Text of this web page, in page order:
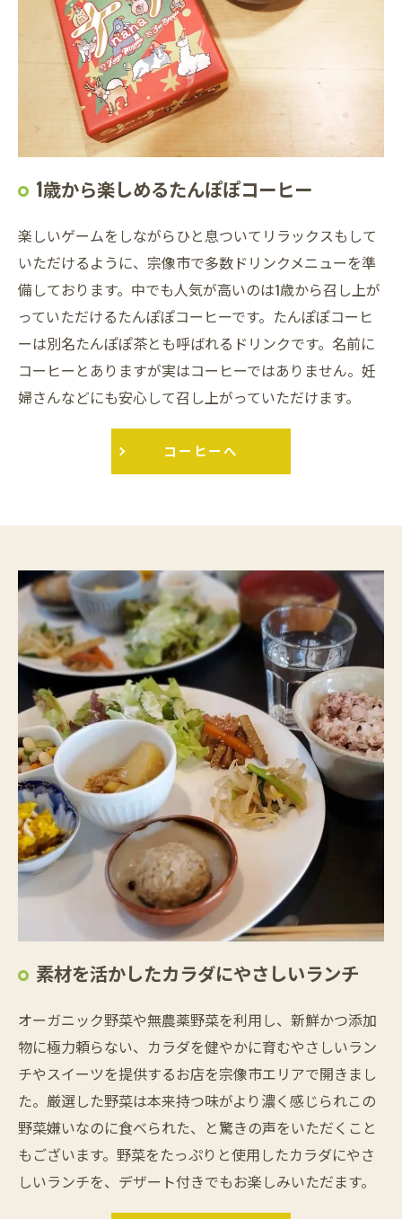
1歳から楽しめるたんぽぽコーヒー
楽しいゲームをしながらひと息ついてリラックスもして
いただけるように、宗像市で多数ドリンクメニューを準
備しております。中でも人気が高いのは1歳から召し上が
っていただけるたんぽぽコーヒーです。たんぽぽコーヒ
ーは別名たんぽぽ茶とも呼ばれるドリンクです。名前に
コーヒーとありますが実はコーヒーではありません。妊
婦さんなどにも安心して召し上がっていただけます。
コーヒーへ
素材を活かしたカラダにやさしいランチ
オーガニック野菜や無農薬野菜を利用し、新鮮かつ添加
物に極力頼らない、カラダを健やかに育むやさしいラン
チやスイーツを提供するお店を宗像市エリアで開きまし
た。厳選した野菜は本来持つ味がより濃く感じられこの
野菜嫌いなのに食べられた、と驚きの声をいただくこと
もございます。野菜をたっぷりと使用したカラダにやさ
しいランチを、デザート付きでもお楽しみいただます。